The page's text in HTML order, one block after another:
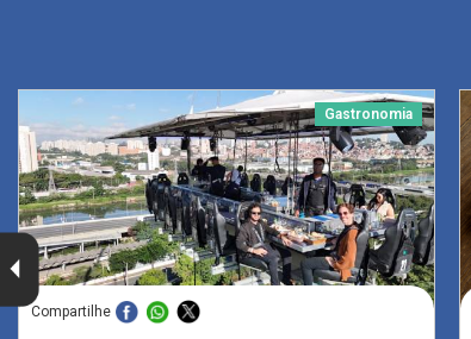
Gastronomia
Compartilhe